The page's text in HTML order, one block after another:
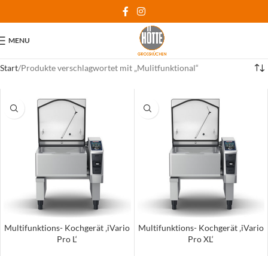
MENU
Start Produkte verschlagwortet mit „Mulitfunktional“
Multifunktions- Kochgerät ‚iVario
Pro L‘
Multifunktions- Kochgerät ‚iVario
Pro XL‘